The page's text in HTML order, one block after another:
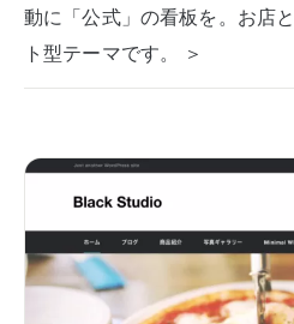
動に「公式」の看板を。お店
ト型テーマです。 ＞